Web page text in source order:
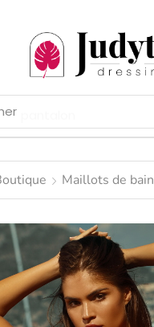
Maillots de bain